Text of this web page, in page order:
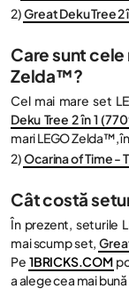
2)Great Deku Tree 2
Care sunt cele
Zelda™?
Cel mai mare set
Deku Tree 2 în 1
mari LEGO Zelda™,
2)Ocarina of Time -
Cât costă
În prezent, seturile
mai scump set,
Pe 1BRICKS.COM
a alege cea mai